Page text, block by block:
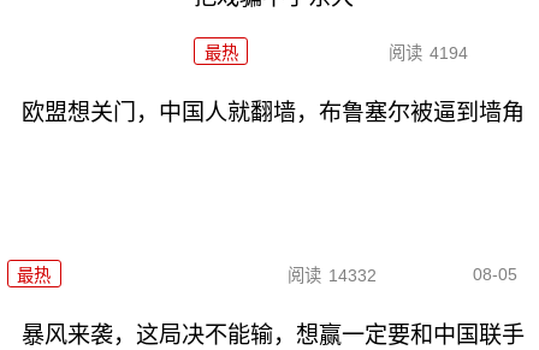
最热 阅读 4194
欧盟想关门，中国人就翻墙，布鲁塞尔被逼到墙角
最热 阅读 14332 08-05
暴风来袭，这局决不能输，想赢一定要和中国联手